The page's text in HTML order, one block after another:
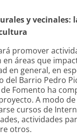
y vecinales:
promover
en áreas que
en general, en
del Barrio Pedro
Fomento ha
A modo
cursos de
actividades
otros.